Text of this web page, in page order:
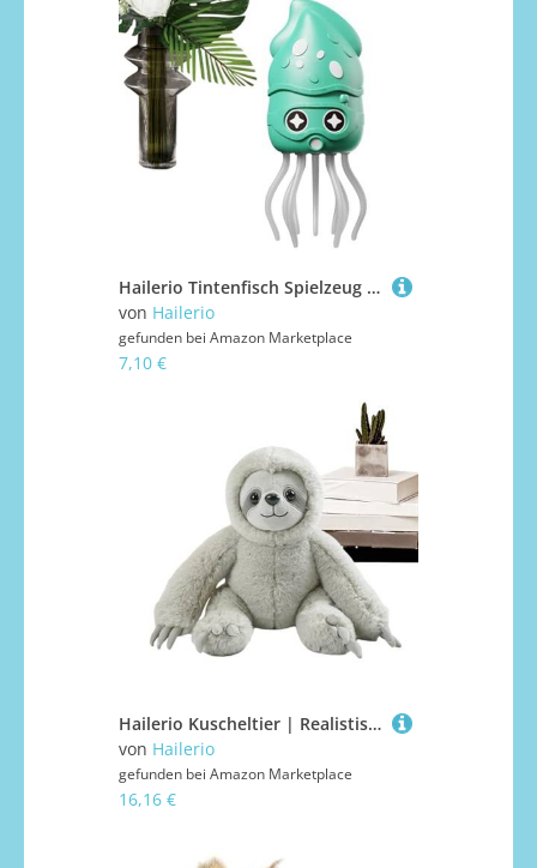
Hailerio Tintenfisch Spielzeug | Tanzender Tintenfisch Musikspielzeug - Mit Licht Und Musik Interaktive Lernspiele Ab 3 Jahren Kindergeburtstag Vorschule | Für Mädchen Kindergarten Schule Zuhause
von Hailerio
gefunden bei Amazon Marketplace
7,10 €
Hailerio Kuscheltier | Realistisches Plüsch Modell,Tier Kissen Sammelbare Home Dekoration für Frauen Teens Kinder Erwachsene Männer
von Hailerio
gefunden bei Amazon Marketplace
16,16 €